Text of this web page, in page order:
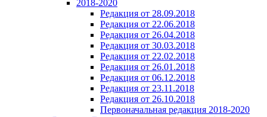
2018-2020
Редакция от 28.09.2018
Редакция от 22.06.2018
Редакция от 26.04.2018
Редакция от 30.03.2018
Редакция от 22.02.2018
Редакция от 26.01.2018
Редакция от 06.12.2018
Редакция от 23.11.2018
Редакция от 26.10.2018
Первоначальная редакция 2018-2020